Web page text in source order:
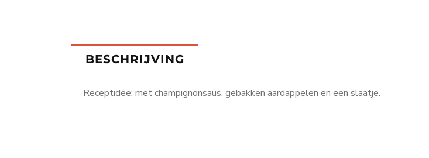
BESCHRIJVING
Receptidee: met champignonsaus, gebakken aardappelen en een slaatje.